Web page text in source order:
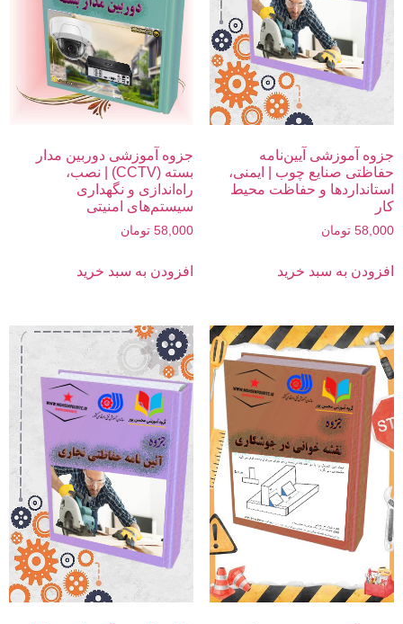
جزوه آموزشی آیین‌نامه
حفاظتی صنایع چوب | ایمنی،
استانداردها و حفاظت محیط
کار
58,000 تومان
افزودن به سبد خرید
جزوه آموزشی دوربین مدار
بسته (CCTV) | نصب،
راه‌اندازی و نگهداری
سیستم‌های امنیتی
58,000 تومان
افزودن به سبد خرید